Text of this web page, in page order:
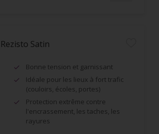
Satin
Bonne tension et garnissant
Idéale pour les lieux à fort trafic
(couloirs, écoles, portes)
Protection extrême contre
l'encrassement, les taches, les
rayures